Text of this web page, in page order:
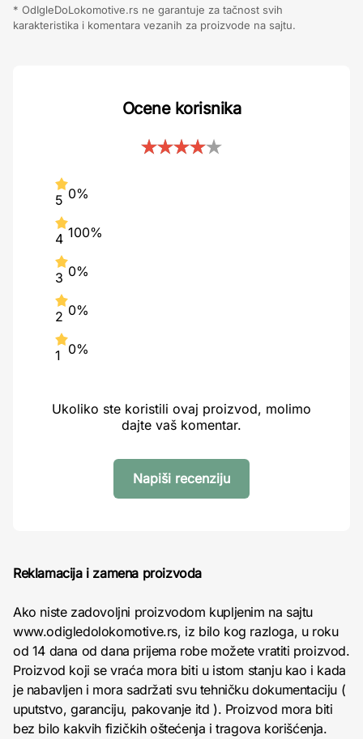
* OdIgleDoLokomotive.rs ne garantuje za tačnost svih
karakteristika i komentara vezanih za proizvode na sajtu.
Ocene korisnika
5 0%
4 100%
3 0%
2 0%
1 0%
Ukoliko ste koristili ovaj proizvod, molimo
dajte vaš komentar.
Napiši recenziju
Reklamacija i zamena proizvoda
Ako niste zadovoljni proizvodom kupljenim na sajtu
www.odigledolokomotive.rs, iz bilo kog razloga, u roku
od 14 dana od dana prijema robe možete vratiti proizvod.
Proizvod koji se vraća mora biti u istom stanju kao i kada
je nabavljen i mora sadržati svu tehničku dokumentaciju (
uputstvo, garanciju, pakovanje itd ). Proizvod mora biti
bez bilo kakvih fizičkih oštećenja i tragova korišćenja.